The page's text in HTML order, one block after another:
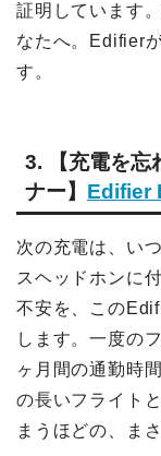
証明しています
なたへ。Edifier
す。
3. 【充電を忘
ナー】 Edifier
次の充電は、い
スヘッドホンに
不安を、この
します。一度の
ヶ月間の通勤時
の長いフライト
まうほどの、ま